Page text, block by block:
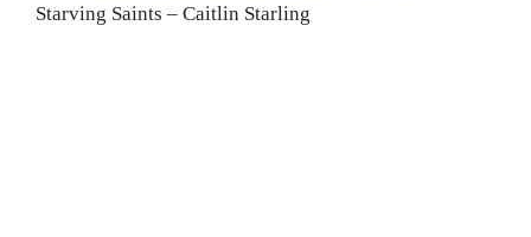
Starving Saints – Caitlin Starling